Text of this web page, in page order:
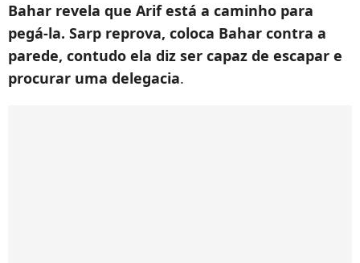
Bahar revela que Arif está a caminho para
pegá-la. Sarp reprova, coloca Bahar contra a
parede, contudo ela diz ser capaz de escapar e
procurar uma delegacia.